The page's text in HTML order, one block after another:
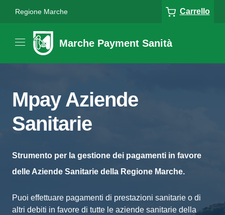
Regione Marche Carrello
Marche Payment Sanità
Mpay Aziende
Sanitarie
Strumento per la gestione dei pagamenti in favore
delle Aziende Sanitarie della Regione Marche.
Puoi effettuare pagamenti di prestazioni sanitarie o di
altri debiti in favore di tutte le aziende sanitarie della